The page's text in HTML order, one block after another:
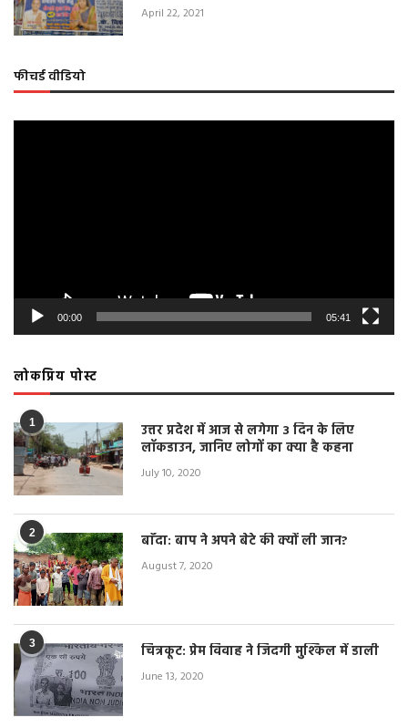
April 22, 2021
फीचर्ड वीडियो
00:00 05:41
लोकप्रिय पोस्ट
1
उत्तर प्रदेश में आज से लगेगा 3 दिन के लिए
लॉकडाउन, जानिए लोगों का क्या है कहना
July 10, 2020
2 बाँदा: बाप ने अपने बेटे की क्यों ली जान?
August 7, 2020
3 चित्रकूट: प्रेम विवाह ने जिंदगी मुश्किल में डाली
June 13, 2020